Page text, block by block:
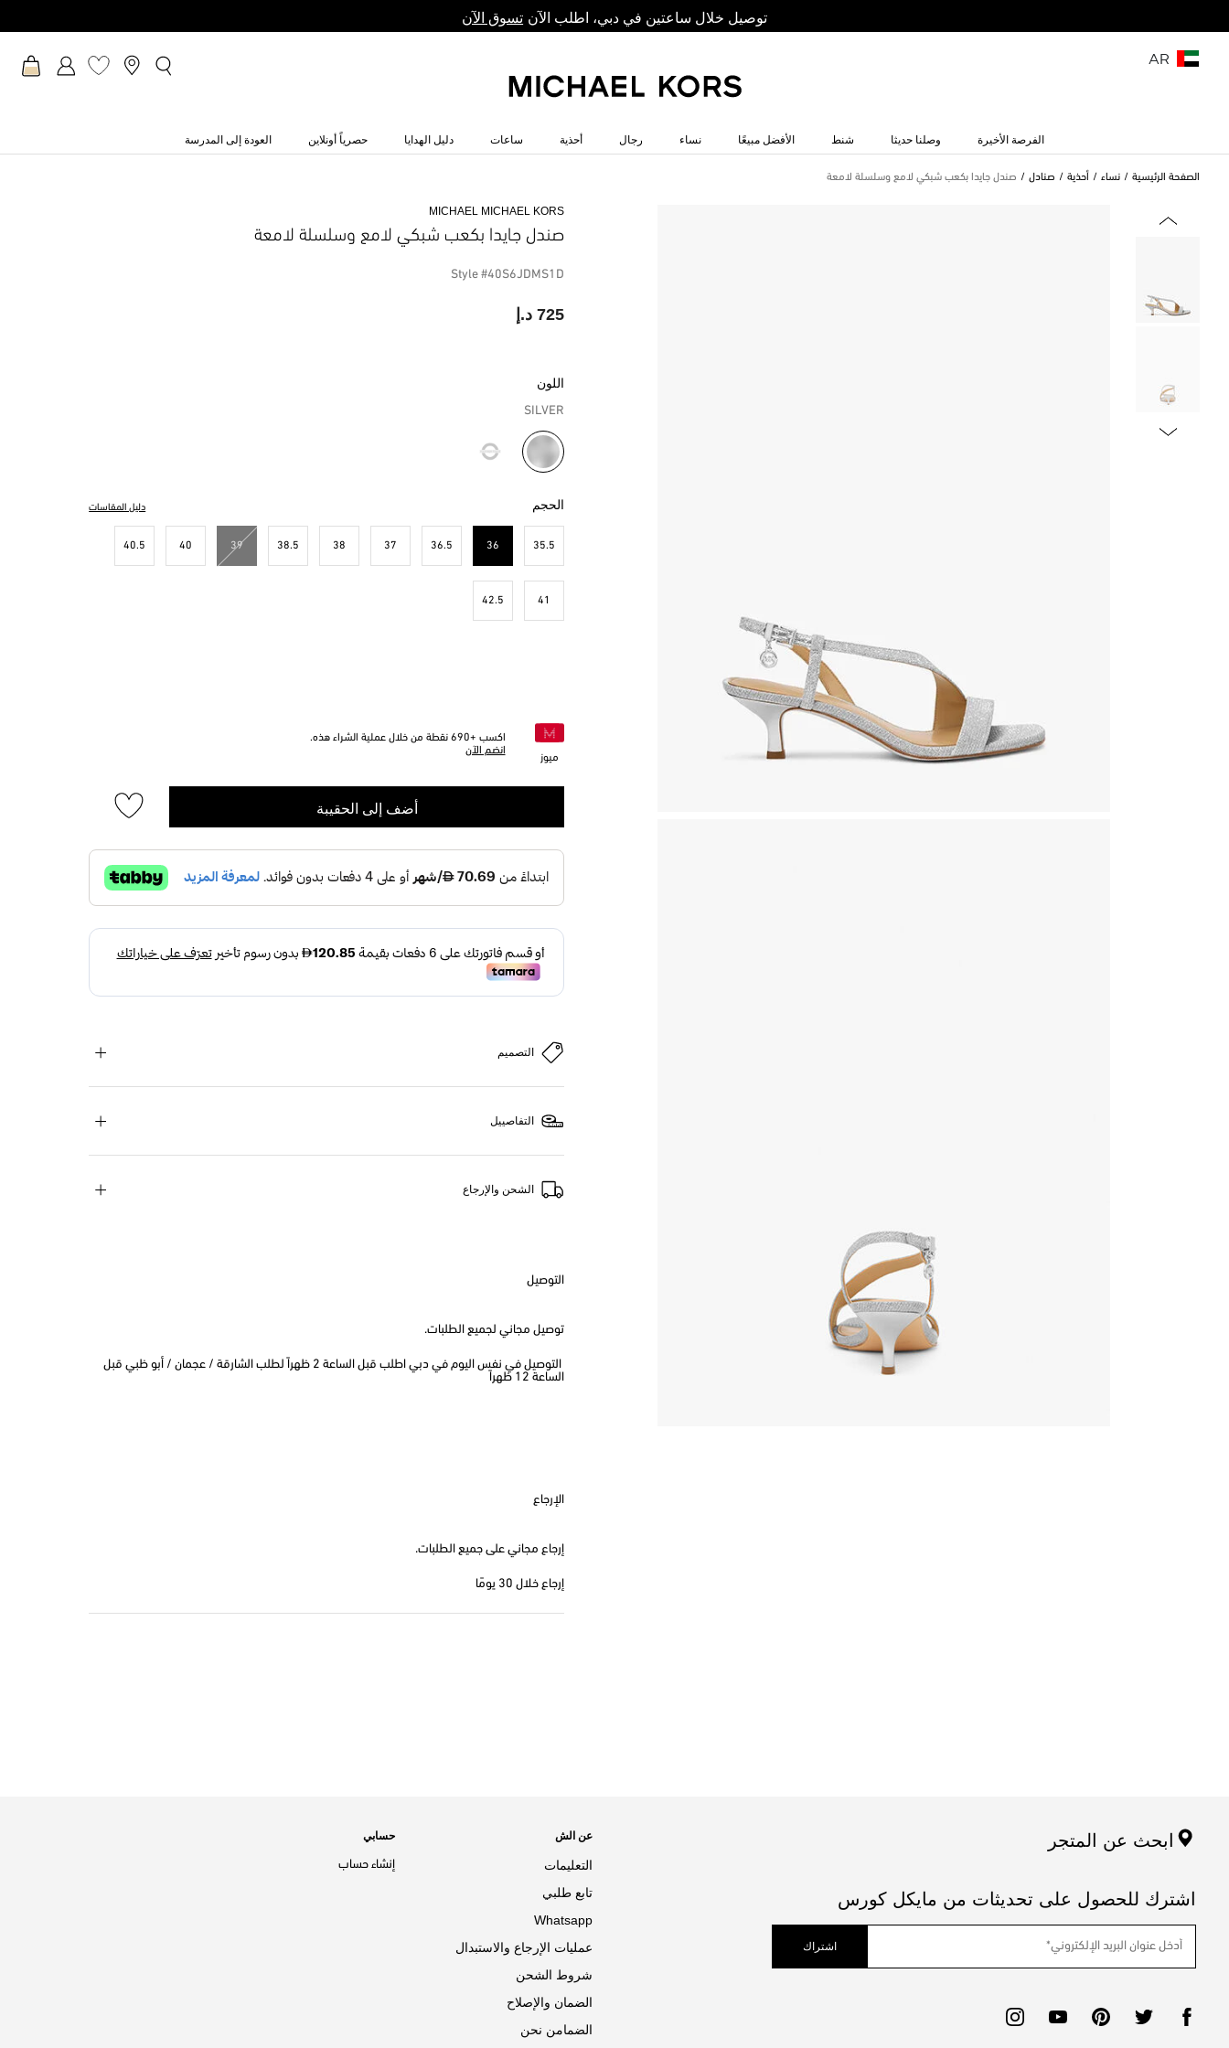
توصيل خلال ساعتين في دبي، اطلب الآن تسوق الآن
AR
الفرصة الأخيرة وصلنا حديثا شنط الأفضل مبيعًا نساء رجال أحذية ساعات دليل الهدايا حصرياً أونلاين العودة إلى المدرسة
الصفحة الرئيسية نساء أحذية صنادل صندل جايدا بكعب شبكي لامع وسلسلة لامعة
MICHAEL MICHAEL KORS
صندل جايدا بكعب شبكي لامع وسلسلة لامعة
Style #40S6JDMS1D
725 د.إ
اللون
SILVER
مختار
الحجم دليل المقاسات
35.5
36
36.5
37
38
38.5
39
40
40.5
41
42.5
ميوز
اكسب +690 نقطة من خلال عملية الشراء هذه.
انضم الآن
أضف إلى الحقيبة
التصميم
التفاصييل
الشحن والإرجاع
التوصيل
توصيل مجاني لجميع الطلبات.
التوصيل في نفس اليوم في دبي اطلب قبل الساعة 2 ظهراً لطلب الشارقة / عجمان / أبو ظبي قبل
الساعة 12 ظهراً
الإرجاع
إرجاع مجاني على جميع الطلبات.
إرجاع خلال 30 يومًا
ابحث عن المتجر
اشترك للحصول على تحديثات من مايكل كورس
اشتراك
عن الش
التعليمات
تابع طلبي
Whatsapp
عمليات الإرجاع والاستبدال
شروط الشحن
الضمان والإصلاح
الضمامن نحن
حسابي
إنشاء حساب